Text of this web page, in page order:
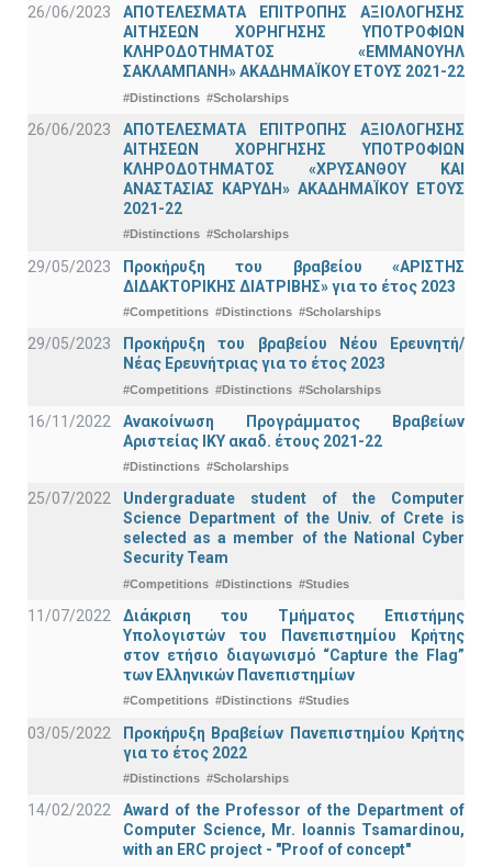
26/06/2023
ΑΠΟΤΕΛΕΣΜΑΤΑ ΕΠΙΤΡΟΠΗΣ ΑΞΙΟΛΟΓΗΣΗΣ
ΑΙΤΗΣΕΩΝ ΧΟΡΗΓΗΣΗΣ ΥΠΟΤΡΟΦΙΩΝ
ΚΛΗΡΟΔΟΤΗΜΑΤΟΣ «ΕΜΜΑΝΟΥΗΛ
ΣΑΚΛΑΜΠΑΝΗ» ΑΚΑΔΗΜΑΪΚΟΥ ΕΤΟΥΣ 2021-22
#Distinctions #Scholarships
26/06/2023
ΑΠΟΤΕΛΕΣΜΑΤΑ ΕΠΙΤΡΟΠΗΣ ΑΞΙΟΛΟΓΗΣΗΣ
ΑΙΤΗΣΕΩΝ ΧΟΡΗΓΗΣΗΣ ΥΠΟΤΡΟΦΙΩΝ
ΚΛΗΡΟΔΟΤΗΜΑΤΟΣ «ΧΡΥΣΑΝΘΟΥ ΚΑΙ
ΑΝΑΣΤΑΣΙΑΣ ΚΑΡΥΔΗ» ΑΚΑΔΗΜΑΪΚΟΥ ΕΤΟΥΣ
2021-22
#Distinctions #Scholarships
29/05/2023
Προκήρυξη του βραβείου «ΑΡΙΣΤΗΣ
ΔΙΔΑΚΤΟΡΙΚΗΣ ΔΙΑΤΡΙΒΗΣ» για το έτος 2023
#Competitions #Distinctions #Scholarships
29/05/2023
Προκήρυξη του βραβείου Νέου Ερευνητή/
Νέας Ερευνήτριας για το έτος 2023
#Competitions #Distinctions #Scholarships
16/11/2022
Ανακοίνωση Προγράμματος Βραβείων
Αριστείας ΙΚΥ ακαδ. έτους 2021-22
#Distinctions #Scholarships
25/07/2022
Undergraduate student of the Computer
Science Department of the Univ. of Crete is
selected as a member of the National Cyber
Security Team
#Competitions #Distinctions #Studies
11/07/2022
Διάκριση του Τμήματος Επιστήμης
Υπολογιστών του Πανεπιστημίου Κρήτης
στον ετήσιο διαγωνισμό “Capture the Flag”
των Ελληνικών Πανεπιστημίων
#Competitions #Distinctions #Studies
03/05/2022
Προκήρυξη Βραβείων Πανεπιστημίου Κρήτης
για το έτος 2022
#Distinctions #Scholarships
14/02/2022
Award of the Professor of the Department of
Computer Science, Mr. Ioannis Tsamardinou,
with an ERC project - "Proof of concept"